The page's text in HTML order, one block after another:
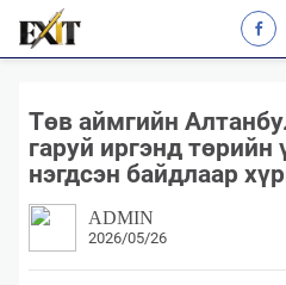
​Төв аймгийн
гаруй иргэнд төрийн
нэгдсэн байдлаар
ADMIN
2026/05/26